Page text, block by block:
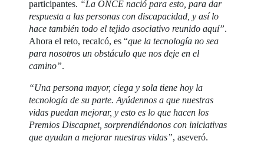
participantes. “La ONCE nació para esto, para dar
respuesta a las personas con discapacidad, y así lo
hace también todo el tejido asociativo reunido aquí”.
Ahora el reto, recalcó, es “que la tecnología no sea
para nosotros un obstáculo que nos deje en el
camino”.
“Una persona mayor, ciega y sola tiene hoy la
tecnología de su parte. Ayúdennos a que nuestras
vidas puedan mejorar, y esto es lo que hacen los
Premios Discapnet, sorprendiéndonos con iniciativas
que ayudan a mejorar nuestras vidas”, aseveró.